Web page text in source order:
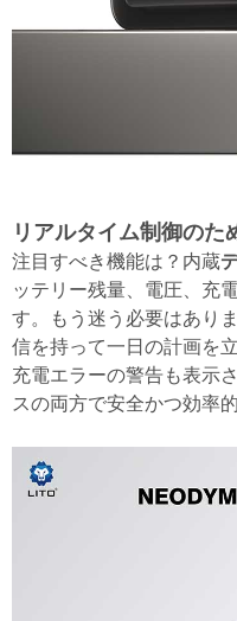
リアルタイム制御のた
注目すべき機能は？内蔵
ッテリー残量、電圧、充
す。もう迷う必要はあり
信を持って一日の計画を
充電エラーの警告も表示
スの両方で安全かつ効率